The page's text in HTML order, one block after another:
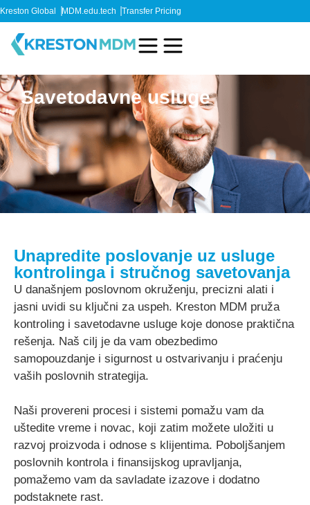
Kreston Global MDM.edu.tech Transfer Pricing
Savetodavne usluge
Unapredite poslovanje uz usluge
kontrolinga i stručnog savetovanja
U današnjem poslovnom okruženju, precizni alati i
jasni uvidi su ključni za uspeh. Kreston MDM pruža
kontroling i savetodavne usluge koje donose praktična
rešenja. Naš cilj je da vam obezbedimo
samopouzdanje i sigurnost u ostvarivanju i praćenju
vaših poslovnih strategija.
Naši provereni procesi i sistemi pomažu vam da
uštedite vreme i novac, koji zatim možete uložiti u
razvoj proizvoda i odnose s klijentima. Poboljšanjem
poslovnih kontrola i finansijskog upravljanja,
pomažemo vam da savladate izazove i dodatno
podstaknete rast.